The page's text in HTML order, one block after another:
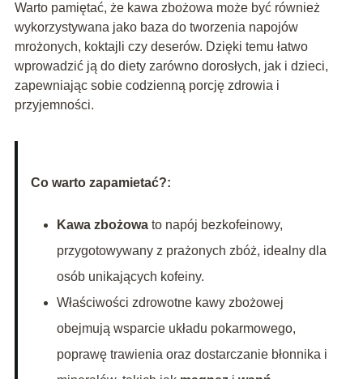
Warto pamiętać, że kawa zbożowa może być również
wykorzystywana jako baza do tworzenia napojów
mrożonych, koktajli czy deserów. Dzięki temu łatwo
wprowadzić ją do diety zarówno dorosłych, jak i dzieci,
zapewniając sobie codzienną porcję zdrowia i
przyjemności.
Co warto zapamietać?:
Kawa zbożowato napój bezkofeinowy,
przygotowywany z prażonych zbóż, idealny dla
osób unikających kofeiny.
Właściwości zdrowotne kawy zbożowej
obejmują wsparcie układu pokarmowego,
poprawę trawienia oraz dostarczanie błonnika i